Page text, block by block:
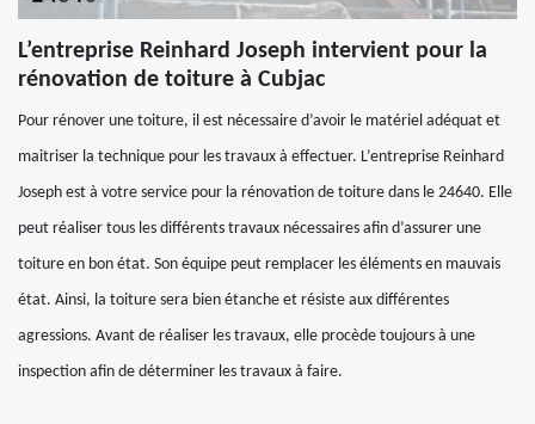
L’entreprise Reinhard Joseph intervient pour la
rénovation de toiture à Cubjac
Pour rénover une toiture, il est nécessaire d’avoir le matériel adéquat et
maitriser la technique pour les travaux à effectuer. L’entreprise Reinhard
Joseph est à votre service pour la rénovation de toiture dans le 24640. Elle
peut réaliser tous les différents travaux nécessaires afin d’assurer une
toiture en bon état. Son équipe peut remplacer les éléments en mauvais
état. Ainsi, la toiture sera bien étanche et résiste aux différentes
agressions. Avant de réaliser les travaux, elle procède toujours à une
inspection afin de déterminer les travaux à faire.